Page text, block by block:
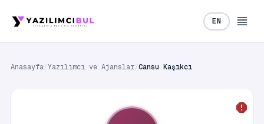
EN
Anasayfa/Yazılımcı ve Ajanslar/Cansu Kaşıkcı